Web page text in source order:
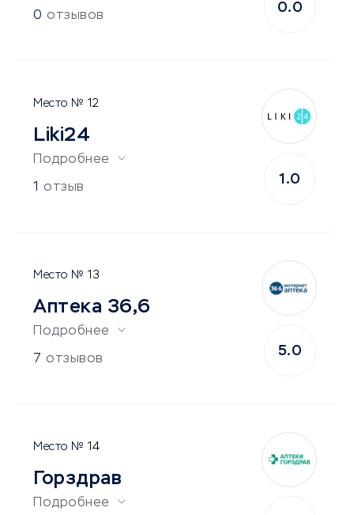
0 отзывов
0.0
12
Liki24
Подробнее
1 отзыв
1.0
13
Аптека 36,6
Подробнее
7 отзывов
5.0
14
Горздрав
Подробнее